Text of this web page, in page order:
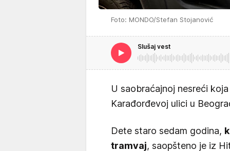
Foto: MONDO/Stefan Stojanović
Slušaj vest
U saobraćajnoj nesreći
Karađorđevoj ulici u
Dete staro sedam godina,
tramvaj, saopšteno je iz